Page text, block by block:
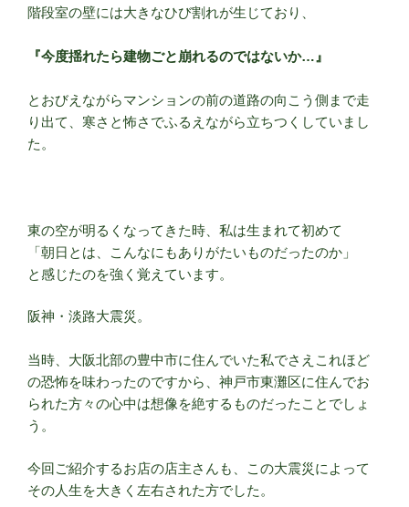
階段室の壁には大きなひび割れが生じており、
『今度揺れたら建物ごと崩れるのではないか…』
とおびえながらマンションの前の道路の向こう側まで走
り出て、寒さと怖さでふるえながら立ちつくしていまし
た。
東の空が明るくなってきた時、私は生まれて初めて
「朝日とは、こんなにもありがたいものだったのか」
と感じたのを強く覚えています。
阪神・淡路大震災。
当時、大阪北部の豊中市に住んでいた私でさえこれほど
の恐怖を味わったのですから、神戸市東灘区に住んでお
られた方々の心中は想像を絶するものだったことでしょ
う。
今回ご紹介するお店の店主さんも、この大震災によって
その人生を大きく左右された方でした。